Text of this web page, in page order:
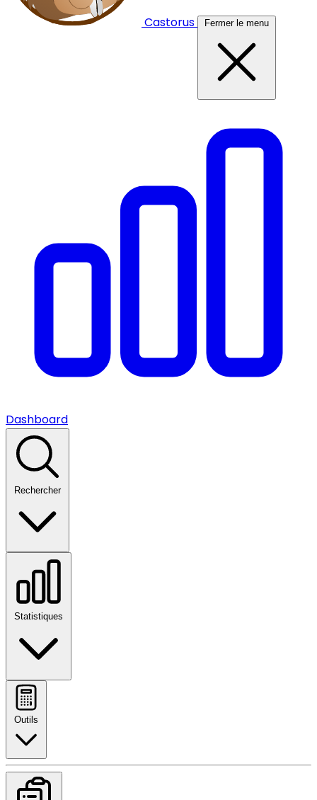
Castorus Fermer le menu
Dashboard
Rechercher
Statistiques
Outils